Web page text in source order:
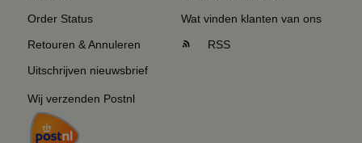
Order Status
Retouren & Annuleren
Uitschrijven nieuwsbrief
Wij verzenden Postnl
Wat vinden klanten van ons
RSS